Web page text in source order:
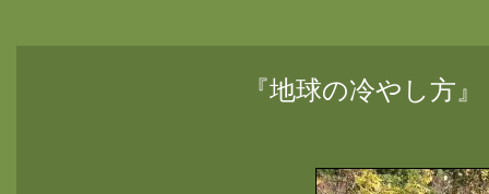
『地球の冷やし方